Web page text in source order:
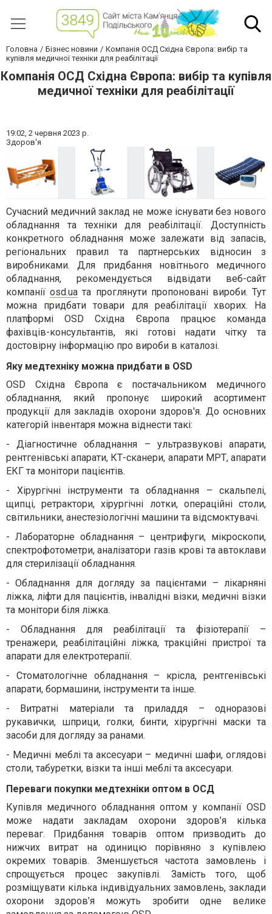
Головна Бізнес новини
Компанія ОСД Східна Європа: вибір та
купівля медичної техніки для реабілітації
Компанія ОСД Східна Європа: вибір та купівля
медичної техніки для реабілітації
19:02, 2 червня 2023 р.
Здоров'я
Сучасний медичний заклад не може існувати без нового
обладнання та техніки для реабілітації. Доступність
конкретного обладнання може залежати від запасів,
регіональних правил та партнерських відносин з
виробниками. Для придбання новітнього медичного
обладнання, рекомендується відвідати веб-сайт
компаніїosd.ua та проглянути пропоновані вироби. Тут
можна придбати товари для реабілітації хворих. На
платформі OSD Східна Європа працює команда
фахівців-консультантів, які готові надати чітку та
достовірну інформацію про вироби в каталозі.
Яку медтехніку можна придбати в OSD
OSD Східна Європа є постачальником медичного
обладнання, який пропонує широкий асортимент
продукції для закладів охорони здоров'я. До основних
категорій інвентаря можна віднести такі:
-Діагностичне обладнання – ультразвукові апарати,
рентгенівські апарати, КТ-сканери, апарати МРТ, апарати
ЕКГ та монітори пацієнтів.
- Хірургічні інструменти та обладнання – скальпелі,
щипці, ретрактори, хірургічні лотки, операційні столи,
світильники, анестезіологічні машини та відсмоктувачі.
- Лабораторне обладнання – центрифуги, мікроскопи,
спектрофотометри, аналізатори газів крові та автоклави
для стерилізації обладнання.
-Обладнання для догляду за пацієнтами – лікарняні
ліжка, ліфти для пацієнтів, інвалідні візки, медичні візки
та монітори біля ліжка.
- Обладнання для реабілітації та фізіотерапії –
тренажери, реабілітаційні ліжка, тракційні пристрої та
апарати для електротерапії.
- Стоматологічне обладнання – крісла, рентгенівські
апарати, бормашини, інструменти та інше.
- Витратні матеріали та приладдя – одноразові
рукавички, шприци, голки, бинти, хірургічні маски та
засоби для догляду за ранами.
- Медичні меблі та аксесуари – медичні шафи, оглядові
столи, табуретки, візки та інші меблі та аксесуари.
Переваги покупки медтехніки оптом в ОСД
Купівля медичного обладнання оптом у компанії OSD
може надати закладам охорони здоров’я кілька
переваг. Придбання товарів оптом призводить до
нижчих витрат на одиницю порівняно з купівлею
окремих товарів. Зменшується частота замовлень і
спрощується процес закупівлі. Замість того, щоб
розміщувати кілька індивідуальних замовлень, заклади
охорони здоров’я можуть зробити одне велике